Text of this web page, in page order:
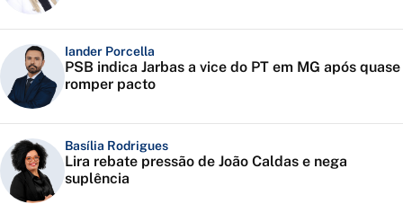
Iander Porcella
PSB indica Jarbas a vice do PT em MG após quase
romper pacto
Basília Rodrigues
Lira rebate pressão de João Caldas e nega
suplência